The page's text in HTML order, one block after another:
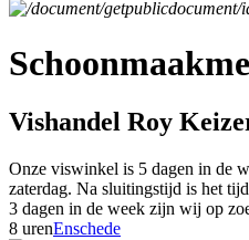
Vishandel Roy
Onze viswinkel is 5 dagen in de
zaterdag. Na sluitingstijd is het
3 dagen in de week zijn wij op
8 urenEnschede